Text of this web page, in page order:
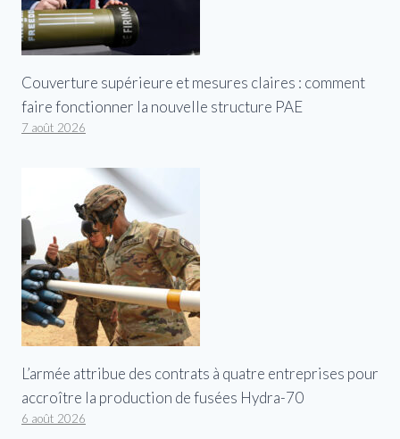
Couverture supérieure et mesures claires : comment
faire fonctionner la nouvelle structure PAE
7 août 2026
L’armée attribue des contrats à quatre entreprises pour
accroître la production de fusées Hydra-70
6 août 2026